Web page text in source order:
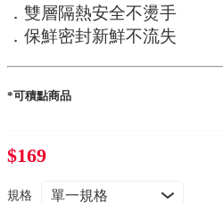
．雙層隔熱安全不燙手
．保鮮密封新鮮不流失
*可積點商品
$169
規格